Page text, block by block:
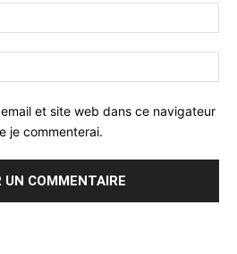
et site web dans ce navigateur
je commenterai.